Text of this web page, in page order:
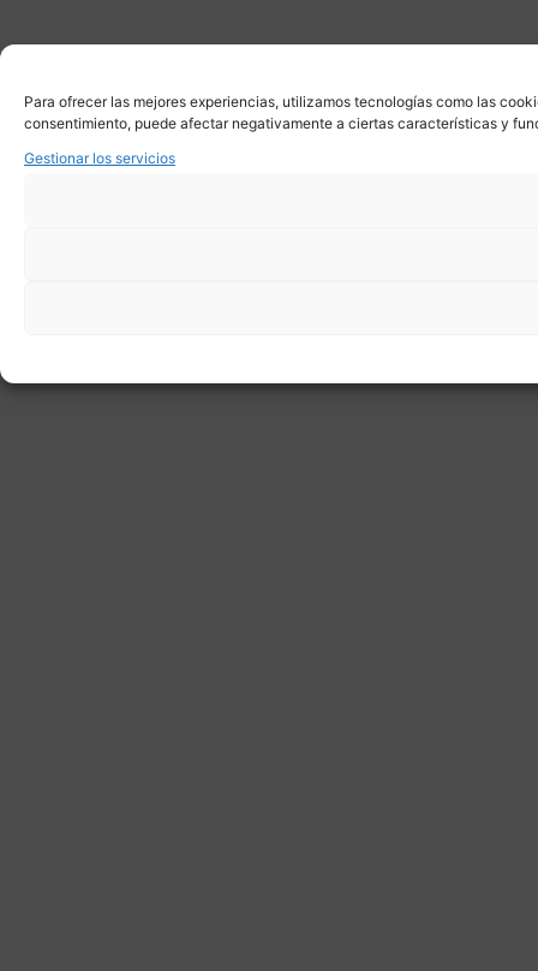
Para ofrecer las mejores experiencias, utilizamos tecnologías como las
consentimiento, puede afectar negativamente a ciertas características y
Gestionar los servicios